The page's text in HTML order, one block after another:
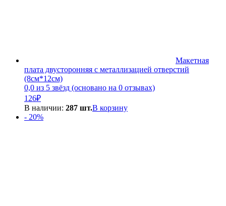
Макетная
плата двусторонняя с металлизацией отверстий
(8см*12см)
0,0 из 5 звёзд (основано на 0 отзывах)
126₽
В наличии: 287 шт.В корзину
- 20%